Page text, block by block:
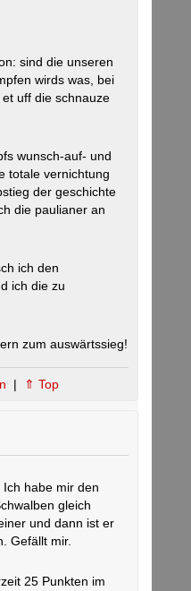
sind die unseren
wirds was, bei
uff die schnauze
wunsch-auf- und
totale vernichtung
der geschichte
die paulianer an
ich den
ich die zu
zum auswärtssieg!
| ⇑ Top
habe mir den
gleich
und dann ist er
Gefällt mir.
25 Punkten im